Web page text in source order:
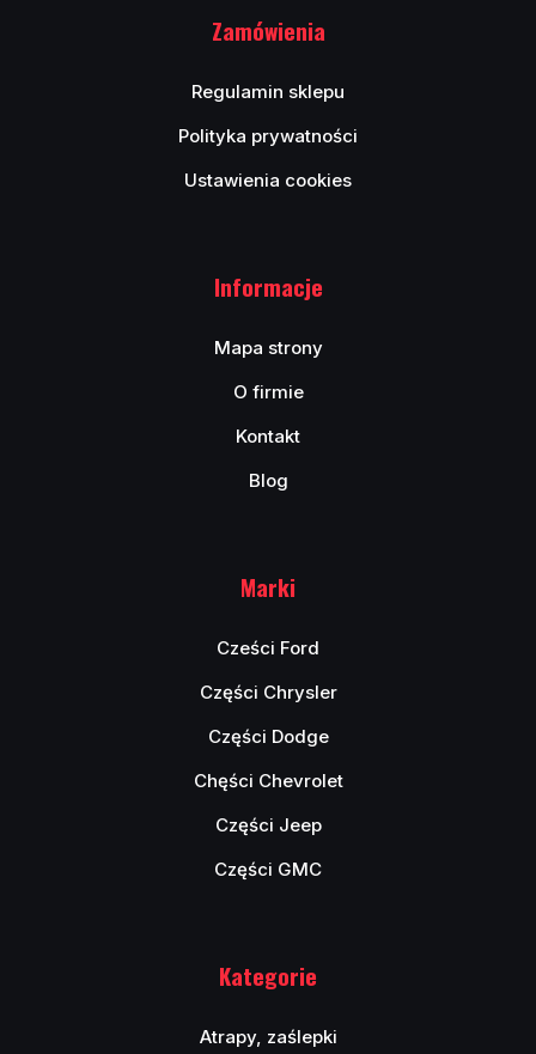
Zamówienia
Regulamin sklepu
Polityka prywatności
Ustawienia cookies
Informacje
Mapa strony
O firmie
Kontakt
Blog
Marki
Cześci Ford
Części Chrysler
Części Dodge
Chęści Chevrolet
Części Jeep
Części GMC
Kategorie
Atrapy, zaślepki